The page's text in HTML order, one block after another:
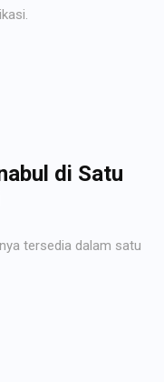
di Satu
tersedia dalam satu